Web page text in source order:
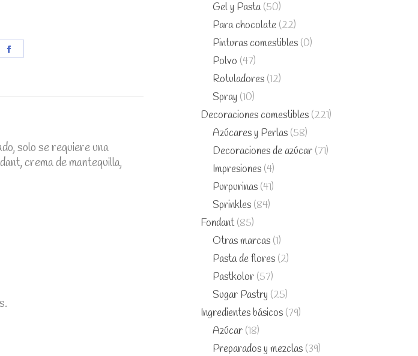
solo se requiere una
crema de mantequilla,
Gel y Pasta (50)
Para chocolate (22)
Pinturas comestibles (0)
Polvo (47)
Rotuladores (12)
Spray (10)
Decoraciones comestibles (221)
Azúcares y Perlas (58)
Decoraciones de azúcar (71)
Impresiones (4)
Purpurinas (41)
Sprinkles (84)
Fondant (85)
Otras marcas (1)
Pasta de flores (2)
Pastkolor (57)
Sugar Pastry (25)
Ingredientes básicos (79)
Azúcar (18)
Preparados y mezclas (39)